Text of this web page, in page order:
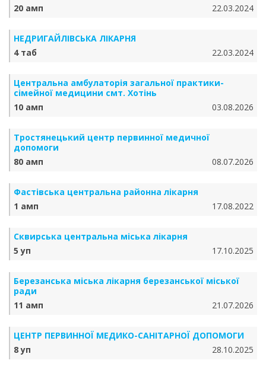
20 амп
22.03.2024
НЕДРИГАЙЛІВСЬКА ЛІКАРНЯ
4 таб
22.03.2024
Центральна амбулаторія загальної практики-
сімейної медицини смт. Хотінь
10 амп
03.08.2026
Тростянецький центр первинної медичної
допомоги
80 амп
08.07.2026
Фастівська центральна районна лікарня
1 амп
17.08.2022
Сквирська центральна міська лікарня
5 уп
17.10.2025
Березанська міська лікарня березанської міської
ради
11 амп
21.07.2026
ЦЕНТР ПЕРВИННОЇ МЕДИКО-САНІТАРНОЇ ДОПОМОГИ
8 уп
28.10.2025